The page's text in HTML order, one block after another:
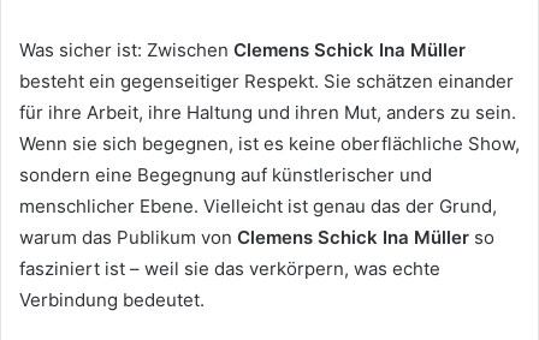
Was sicher ist: Zwischen Clemens Schick Ina Müller
besteht ein gegenseitiger Respekt. Sie schätzen einander
für ihre Arbeit, ihre Haltung und ihren Mut, anders zu sein.
Wenn sie sich begegnen, ist es keine oberflächliche Show,
sondern eine Begegnung auf künstlerischer und
menschlicher Ebene. Vielleicht ist genau das der Grund,
warum das Publikum von Clemens Schick Ina Müller so
fasziniert ist – weil sie das verkörpern, was echte
Verbindung bedeutet.